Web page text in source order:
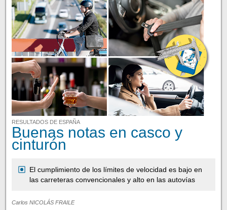
RESULTADOS DE ESPAÑA
Buenas notas en casco y
cinturón
El cumplimiento de los límites de velocidad es bajo en
las carreteras convencionales y alto en las autovías
Carlos NICOLÁS FRAILE